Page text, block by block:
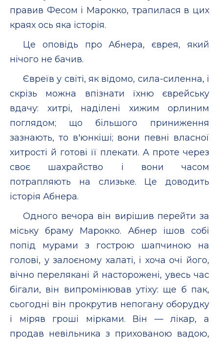
правив Фесом і Марокко, трапилася в цих
краях ось яка історія.
Це оповідь про Абнера, єврея, який
нічого не бачив.
Євреїв у світі, як відомо, сила-силенна, і
скрізь можна впізнати їхню єврейську
вдачу: хитрі, наділені хижим орлиним
поглядом; що більшого приниження
зазнають, то в'юнкіші; вони певні власної
хитрості й готові її плекати. А проте через
своє шахрайство і вони часом
потрапляють на слизьке. Це доводить
історія Абнера.
Одного вечора він вирішив перейти за
міську браму Марокко. Абнер ішов собі
попід мурами з гострою шапчиною на
голові, у залоєному халаті, і хоча очі його,
вічно перелякані й насторожені, увесь час
бігали, він випромінював утіху: ще б пак,
сьогодні він прокрутив непогану оборудку
і міряв гроші мірками. Він — лікар, а
продав невільника з прихованою вадою,